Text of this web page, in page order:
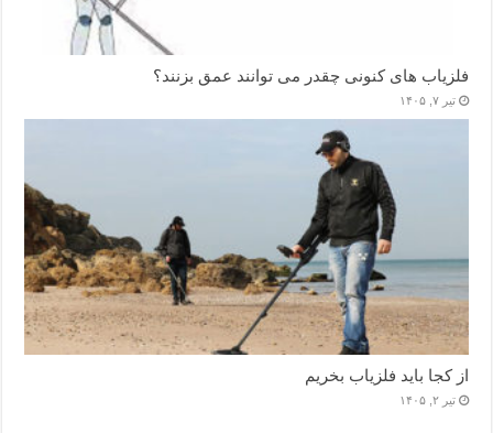
فلزیاب های کنونی چقدر می توانند عمق بزنند؟
تیر ۷, ۱۴۰۵
از کجا باید فلزیاب بخریم
تیر ۲, ۱۴۰۵